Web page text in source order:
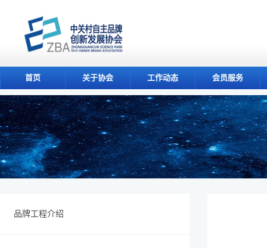
首页 关于协会 工作动态 会员服务
品牌工程介绍